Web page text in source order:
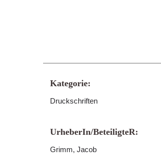
Kategorie:
Druckschriften
UrheberIn/BeteiligteR:
Grimm, Jacob